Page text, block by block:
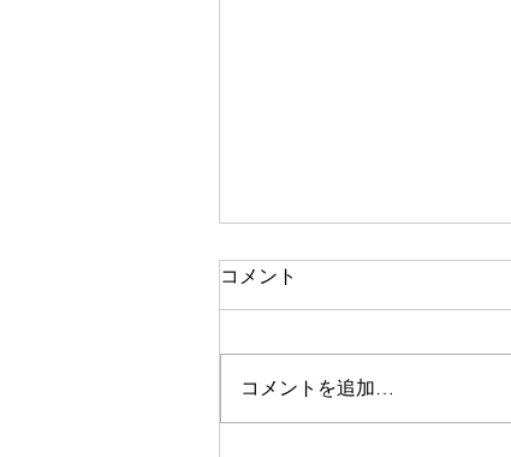
コメント
コメントを追加…